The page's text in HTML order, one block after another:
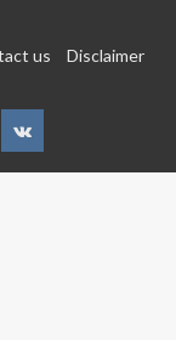
us
Disclaimer
VK